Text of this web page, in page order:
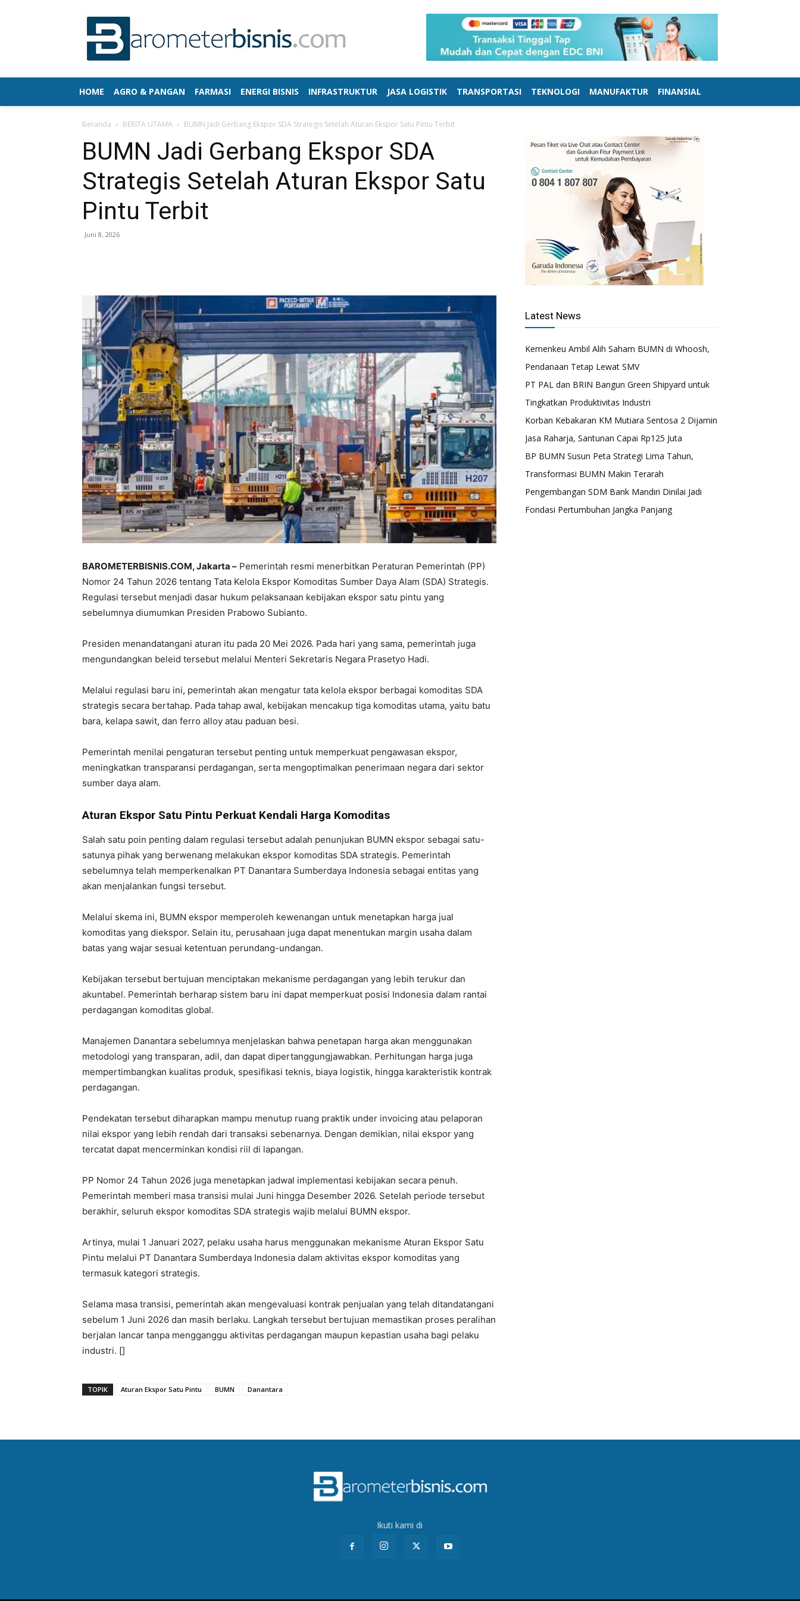
HOME AGRO & PANGAN FARMASI ENERGI BISNIS INFRASTRUKTUR JASA LOGISTIK TRANSPORTASI TEKNOLOGI MANUFAKTUR FINANSIAL
Beranda BERITA UTAMA BUMN Jadi Gerbang Ekspor SDA Strategis Setelah Aturan Ekspor Satu Pintu Terbit
BUMN Jadi Gerbang Ekspor SDA
Strategis Setelah Aturan Ekspor Satu
Pintu Terbit
Juni 8, 2026
BAROMETERBISNIS.COM, Jakarta – Pemerintah resmi menerbitkan Peraturan Pemerintah (PP)
Nomor 24 Tahun 2026 tentang Tata Kelola Ekspor Komoditas Sumber Daya Alam (SDA) Strategis.
Regulasi tersebut menjadi dasar hukum pelaksanaan kebijakan ekspor satu pintu yang
sebelumnya diumumkan Presiden Prabowo Subianto.
Presiden menandatangani aturan itu pada 20 Mei 2026. Pada hari yang sama, pemerintah juga
mengundangkan beleid tersebut melalui Menteri Sekretaris Negara Prasetyo Hadi.
Melalui regulasi baru ini, pemerintah akan mengatur tata kelola ekspor berbagai komoditas SDA
strategis secara bertahap. Pada tahap awal, kebijakan mencakup tiga komoditas utama, yaitu batu
bara, kelapa sawit, dan ferro alloy atau paduan besi.
Pemerintah menilai pengaturan tersebut penting untuk memperkuat pengawasan ekspor,
meningkatkan transparansi perdagangan, serta mengoptimalkan penerimaan negara dari sektor
sumber daya alam.
Aturan Ekspor Satu Pintu Perkuat Kendali Harga Komoditas
Salah satu poin penting dalam regulasi tersebut adalah penunjukan BUMN ekspor sebagai satu-
satunya pihak yang berwenang melakukan ekspor komoditas SDA strategis. Pemerintah
sebelumnya telah memperkenalkan PT Danantara Sumberdaya Indonesia sebagai entitas yang
akan menjalankan fungsi tersebut.
Melalui skema ini, BUMN ekspor memperoleh kewenangan untuk menetapkan harga jual
komoditas yang diekspor. Selain itu, perusahaan juga dapat menentukan margin usaha dalam
batas yang wajar sesuai ketentuan perundang-undangan.
Kebijakan tersebut bertujuan menciptakan mekanisme perdagangan yang lebih terukur dan
akuntabel. Pemerintah berharap sistem baru ini dapat memperkuat posisi Indonesia dalam rantai
perdagangan komoditas global.
Manajemen Danantara sebelumnya menjelaskan bahwa penetapan harga akan menggunakan
metodologi yang transparan, adil, dan dapat dipertanggungjawabkan. Perhitungan harga juga
mempertimbangkan kualitas produk, spesifikasi teknis, biaya logistik, hingga karakteristik kontrak
perdagangan.
Pendekatan tersebut diharapkan mampu menutup ruang praktik under invoicing atau pelaporan
nilai ekspor yang lebih rendah dari transaksi sebenarnya. Dengan demikian, nilai ekspor yang
tercatat dapat mencerminkan kondisi riil di lapangan.
PP Nomor 24 Tahun 2026 juga menetapkan jadwal implementasi kebijakan secara penuh.
Pemerintah memberi masa transisi mulai Juni hingga Desember 2026. Setelah periode tersebut
berakhir, seluruh ekspor komoditas SDA strategis wajib melalui BUMN ekspor.
Artinya, mulai 1 Januari 2027, pelaku usaha harus menggunakan mekanisme Aturan Ekspor Satu
Pintu melalui PT Danantara Sumberdaya Indonesia dalam aktivitas ekspor komoditas yang
termasuk kategori strategis.
Selama masa transisi, pemerintah akan mengevaluasi kontrak penjualan yang telah ditandatangani
sebelum 1 Juni 2026 dan masih berlaku. Langkah tersebut bertujuan memastikan proses peralihan
berjalan lancar tanpa mengganggu aktivitas perdagangan maupun kepastian usaha bagi pelaku
industri. []
TOPIK Aturan Ekspor Satu Pintu BUMN Danantara
Latest News
Kemenkeu Ambil Alih Saham BUMN di Whoosh,
Pendanaan Tetap Lewat SMV
PT PAL dan BRIN Bangun Green Shipyard untuk
Tingkatkan Produktivitas Industri
Korban Kebakaran KM Mutiara Sentosa 2 Dijamin
Jasa Raharja, Santunan Capai Rp125 Juta
BP BUMN Susun Peta Strategi Lima Tahun,
Transformasi BUMN Makin Terarah
Pengembangan SDM Bank Mandiri Dinilai Jadi
Fondasi Pertumbuhan Jangka Panjang
Ikuti kami di